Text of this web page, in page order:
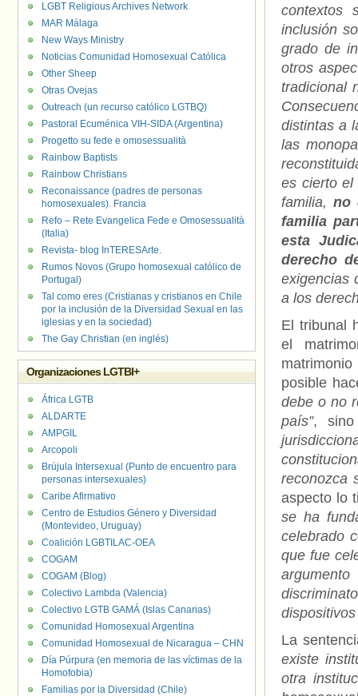
contextos
inclusión
grado de
otros
tradicional
distintas a
las
es cierto el
familia, no
familia
esta
derecho
exigencias
a los
El tribunal
el
posible
debe o no
país”,
reconozca
aspecto lo
se ha
celebrado
que fue
La
existe
otra
LGBT Religious Archives Network
MAR Málaga
New Ways Ministry
Noticias Comunidad Homosexual Católica
Other Sheep
Otras Ovejas
Outreach (un recurso católico LGTBQ)
Pastoral Ecuménica VIH-SIDA (Argentina)
Progetto su fede e omosessualità
Rainbow Baptists
Rainbow Christians
Reconaissance (padres de personas
homosexuales). Francia
Refo – Rete Evangelica Fede e Omosessualità
(Italia)
Revista- blog InTERESArte.
Rumos Novos (Grupo homosexual católico de
Portugal)
Tal como eres (Cristianas y cristianos en Chile
por la inclusión de la Diversidad Sexual en las
iglesias y en la sociedad)
The Gay Christian (en inglés)
Organizaciones LGTBI+
África LGTB
ALDARTE
AMPGIL
Arcopoli
Brújula Intersexual (Punto de encuentro para
personas intersexuales)
Caribe Afirmativo
Centro de Estudios Género y Diversidad
(Montevideo, Uruguay)
Coalición LGBTILAC-OEA
COGAM
COGAM (Blog)
Colectivo Lambda (Valencia)
Colectivo LGTB GAMÁ (Islas Canarias)
Comunidad Homosexual Argentina
Comunidad Homosexual de Nicaragua – CHN
Día Púrpura (en memoria de las víctimas de la
Homofobia)
Familias por la Diversidad (Chile)